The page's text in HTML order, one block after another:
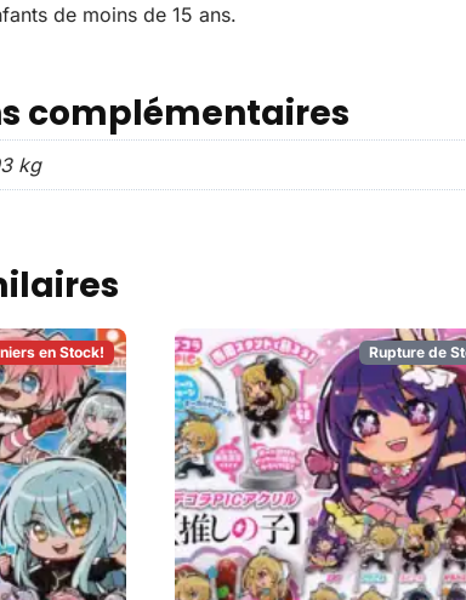
de moins de 15 ans.
complémentaires
kg
en Stock! Rupture de